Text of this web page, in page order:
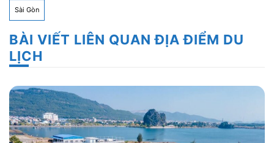
Sài Gòn
BÀI VIẾT LIÊN QUAN ĐỊA ĐIỂM DU
LỊCH